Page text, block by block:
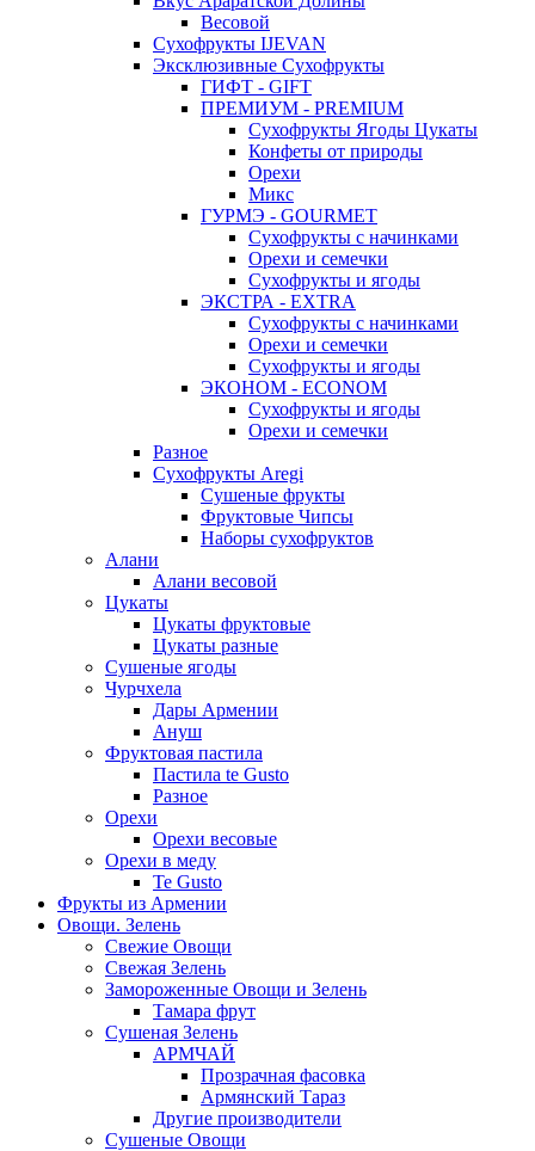
Весовой
Сухофрукты IJEVAN
Эксклюзивные Сухофрукты
ГИФТ - GIFT
ПРЕМИУМ - PREMIUM
Сухофрукты Ягоды Цукаты
Конфеты от природы
Орехи
Микс
ГУРМЭ - GOURMET
Сухофрукты с начинками
Орехи и семечки
Сухофрукты и ягоды
ЭКСТРА - EXTRA
Сухофрукты с начинками
Орехи и семечки
Сухофрукты и ягоды
ЭКОНОМ - ECONOM
Сухофрукты и ягоды
Орехи и семечки
Разное
Сухофрукты Aregi
Сушеные фрукты
Фруктовые Чипсы
Наборы сухофруктов
Алани
Алани весовой
Цукаты
Цукаты фруктовые
Цукаты разные
Сушеные ягоды
Чурчхела
Дары Армении
Ануш
Фруктовая пастила
Пастила te Gusto
Разное
Орехи
Орехи весовые
Орехи в меду
Te Gusto
Фрукты из Армении
Овощи. Зелень
Свежие Овощи
Свежая Зелень
Замороженные Овощи и Зелень
Тамара фрут
Сушеная Зелень
АРМЧАЙ
Прозрачная фасовка
Армянский Тараз
Другие производители
Сушеные Овощи